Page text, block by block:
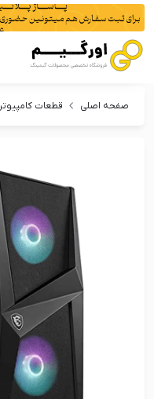
صفحه اصلی قطعات کامپیوتر